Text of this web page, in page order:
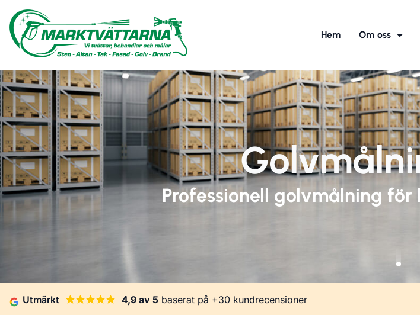
Hem Om oss
Professionell golvmålning
Utmärkt 4,9 av 5 baserat på +30 kundrecensioner